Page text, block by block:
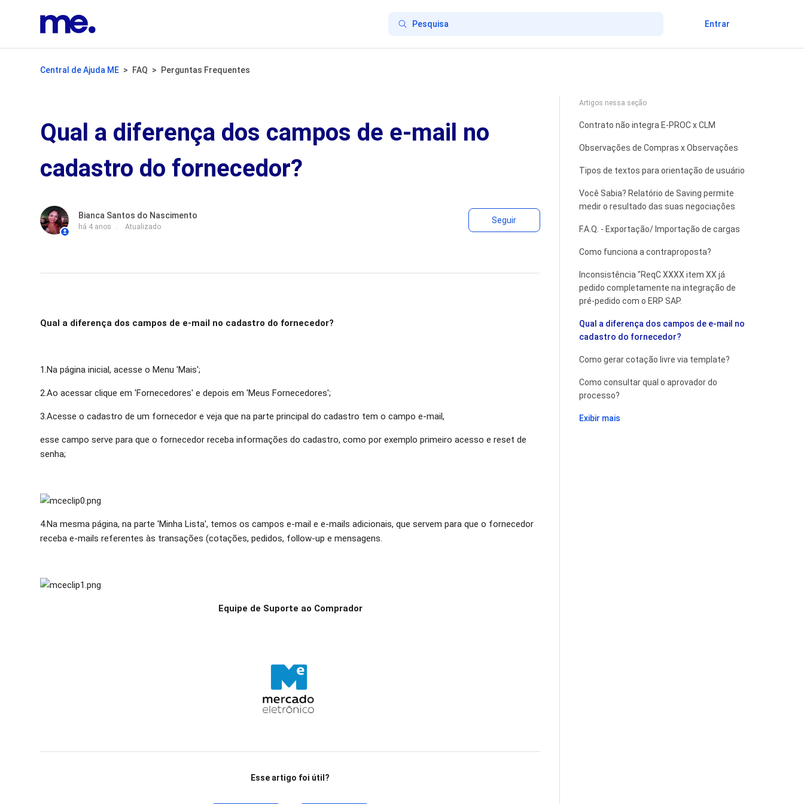
Entrar
Central de Ajuda ME FAQ Perguntas Frequentes
Artigos nessa seção
Contrato não integra E-PROC x CLM
Observações de Compras x Observações
Tipos de textos para orientação de usuário
Você Sabia? Relatório de Saving permite
medir o resultado das suas negociações
F.A.Q. - Exportação/ Importação de cargas
Como funciona a contraproposta?
Inconsistência "ReqC XXXX item XX já
pedido completamente na integração de
pré-pedido com o ERP SAP.
Qual a diferença dos campos de e-mail no
cadastro do fornecedor?
Como gerar cotação livre via template?
Como consultar qual o aprovador do
processo?
Exibir mais
Qual a diferença dos campos de e-mail no
cadastro do fornecedor?
Bianca Santos do Nascimento
há 4 anos Atualizado
Seguir Ainda não seguido por ninguém
Qual a diferença dos campos de e-mail no cadastro do fornecedor?
1.Na página inicial, acesse o Menu 'Mais';
2.Ao acessar clique em 'Fornecedores' e depois em 'Meus Fornecedores';
3.Acesse o cadastro de um fornecedor e veja que na parte principal do cadastro tem o campo e-mail,
esse campo serve para que o fornecedor receba informações do cadastro, como por exemplo primeiro acesso e reset de
senha;
4.Na mesma página, na parte 'Minha Lista', temos os campos e-mail e e-mails adicionais, que servem para que o fornecedor
receba e-mails referentes às transações (cotações, pedidos, follow-up e mensagens.
Equipe de Suporte ao Comprador
Esse artigo foi útil?